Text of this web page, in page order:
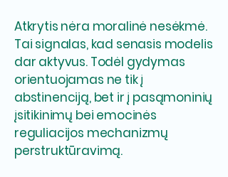
Atkrytis nėra moralinė nesėkmė.
Tai signalas, kad senasis modelis
dar aktyvus. Todėl gydymas
orientuojamas ne tik į
abstinenciją, bet ir į pasąmoninių
įsitikinimų bei emocinės
reguliacijos mechanizmų
perstruktūravimą.